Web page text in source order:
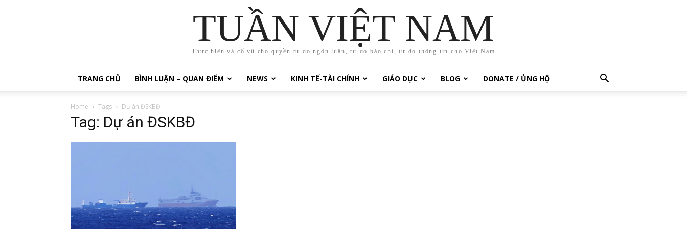
TUẦN VIỆT NAM
Thực hiện và cổ vũ cho quyền tự do ngôn luận, tự do báo chí, tự do thông tin cho Việt Nam
TRANG CHỦ BÌNH LUẬN – QUAN ĐIỂM NEWS KINH TẾ-TÀI CHÍNH GIÁO DỤC BLOG DONATE / ỦNG HỘ
Home Tags Dự án ĐSKBĐ
Tag: Dự án ĐSKBĐ